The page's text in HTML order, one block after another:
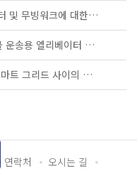
KS B ISO/TS 25740-1 - 에스컬레이터 및 무빙워크에 대한 안전요건 — 제1부: 세계공통 필수 안전요건(GESRs)
KS B ISO/TS 8100-21 - 승객 및 화물 운송용 엘리베이터 —제21부: 세계공통 필수안전요건(GESRs)을 충족하는 세계공통 안전 파라미터(GSPs)
KS C IEC TS 62872 - 산업 시설과 스마트 그리드 사이의 산업 공정 측정, 제어 및 자동화 시스템 인터페이스
연락처
오시는 길